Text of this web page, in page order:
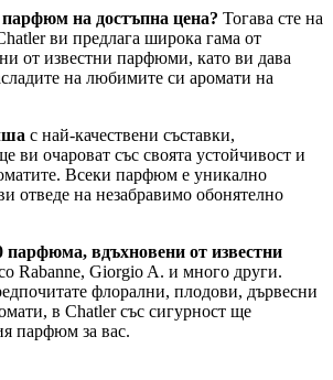
парфюм на достъпна цена? Тогава сте на
ви предлага широка гама от
от известни парфюми, като ви дава
на любимите си аромати на
с най-качествени съставки,
ви очароват със своята устойчивост и
Всеки парфюм е уникално
отведе на незабравимо обонятелно
парфюма, вдъхновени от известни
Rabanne, Giorgio A. и много други.
флорални, плодови, дървесни
в Chatler със сигурност ще
парфюм за вас.